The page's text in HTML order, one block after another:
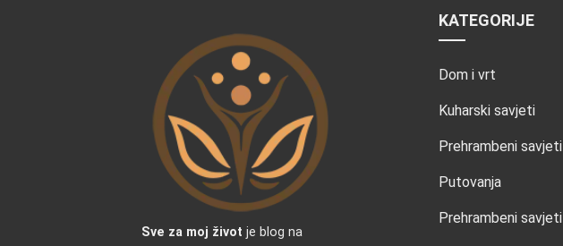
Sve za moj život je blog na
KATEGORIJE
Dom i vrt
Kuharski savjeti
Prehrambeni savjeti
Putovanja
Prehrambeni savjeti